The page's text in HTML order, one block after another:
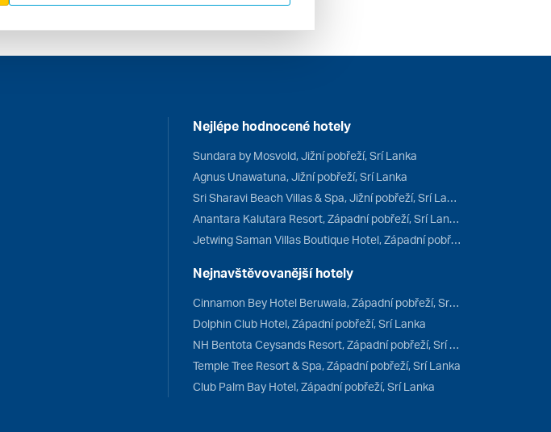
Nejlépe hodnocené hotely
Sundara by Mosvold, Jižní pobřeží, Srí Lanka
Agnus Unawatuna, Jižní pobřeží, Srí Lanka
Sri Sharavi Beach Villas & Spa, Jižní pobřeží, Srí Lanka
Anantara Kalutara Resort, Západní pobřeží, Srí Lanka
Jetwing Saman Villas Boutique Hotel, Západní pobřeží, Srí Lanka
Nejnavštěvovanější hotely
Cinnamon Bey Hotel Beruwala, Západní pobřeží, Srí Lanka
Dolphin Club Hotel, Západní pobřeží, Srí Lanka
NH Bentota Ceysands Resort, Západní pobřeží, Srí Lanka
Temple Tree Resort & Spa, Západní pobřeží, Srí Lanka
Club Palm Bay Hotel, Západní pobřeží, Srí Lanka